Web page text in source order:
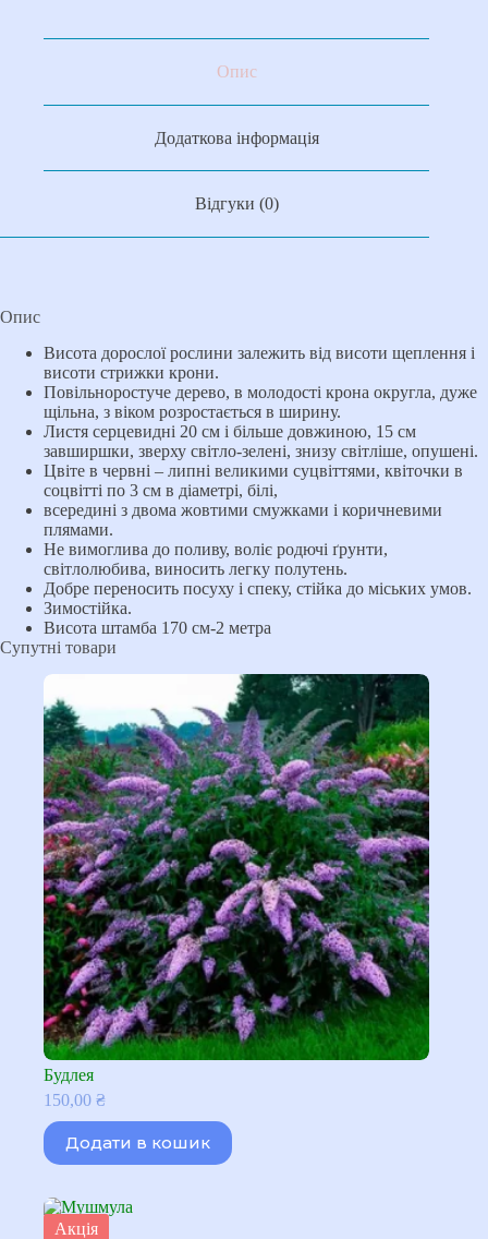
Опис
Додаткова інформація
Відгуки (0)
Опис
Висота дорослої рослини залежить від висоти щеплення і
висоти стрижки крони.
Повільноростуче дерево, в молодості крона округла, дуже
щільна, з віком розростається в ширину.
Листя серцевидні 20 см і більше довжиною, 15 см
завширшки, зверху світло-зелені, знизу світліше, опушені.
Цвіте в червні – липні великими суцвіттями, квіточки в
соцвітті по 3 см в діаметрі, білі,
всередині з двома жовтими смужками і коричневими
плямами.
Не вимоглива до поливу, воліє родючі ґрунти,
світлолюбива, виносить легку полутень.
Добре переносить посуху і спеку, стійка до міських умов.
Зимостійка.
Висота штамба 170 см-2 метра
Супутні товари
Будлея
150,00 ₴
Додати в кошик
Акція